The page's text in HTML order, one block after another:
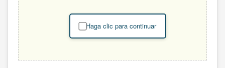
Haga clic para continuar